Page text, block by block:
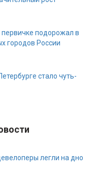
подорожал в
городов России
стало чуть-
легли на дно